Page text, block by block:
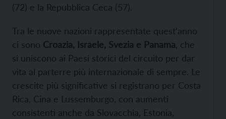
(72) e la Repubblica Ceca (57).
Tra le nuove nazioni rappresentate quest’anno
ci sono Croazia, Israele, Svezia e Panama , che
si uniscono ai Paesi storici del circuito per dar
vita al parterre più internazionale di sempre. Le
crescite più significative si registrano per Costa
Rica, Cina e Lussemburgo, con aumenti
consistenti anche da Slovacchia, Estonia,